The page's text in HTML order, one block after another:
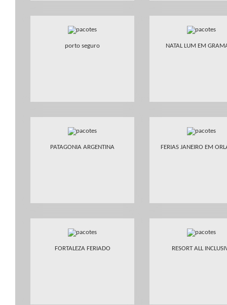
porto seguro NATAL LUM EM
PATAGONIA ARGENTINA FERIAS JANEIRO EM
FORTALEZA FERIADO RESORT ALL